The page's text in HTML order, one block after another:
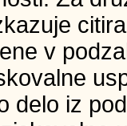
v
delo iz